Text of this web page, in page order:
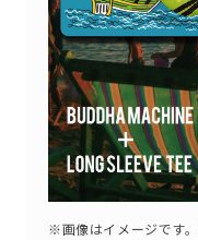
※画像はイメージです